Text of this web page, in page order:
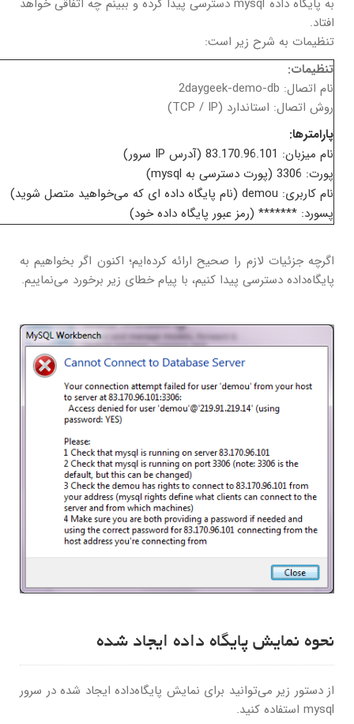
به پایگاه داده mysql دسترسی پیدا کرده و ببینم چه اتفاقی خواهد
افتاد.
تنظیمات به شرح زیر است:
تنظیمات:
نام اتصال: 2daygeek-demo-db
روش اتصال: استاندارد (TCP / IP)
پارامترها:
نام میزبان: 83.170.96.101 (آدرس IP سرور)
پورت: 3306 (پورت دسترسی به mysql)
نام کاربری: demou (نام پایگاه داده ای که می‌خواهید متصل شوید)
پسورد: ******* (رمز عبور پایگاه داده خود)
اگرچه جزئیات لازم را صحیح ارائه کرده‌ایم؛ اکنون اگر بخواهیم به
پایگاه‌داده دسترسی پیدا کنیم، با پیام خطای زیر برخورد می‌نماییم.
نحوه نمایش پایگاه داده ایجاد شده
از دستور زیر می‌توانید برای نمایش پایگاه‌داده ایجاد شده در سرور
mysql استفاده کنید.